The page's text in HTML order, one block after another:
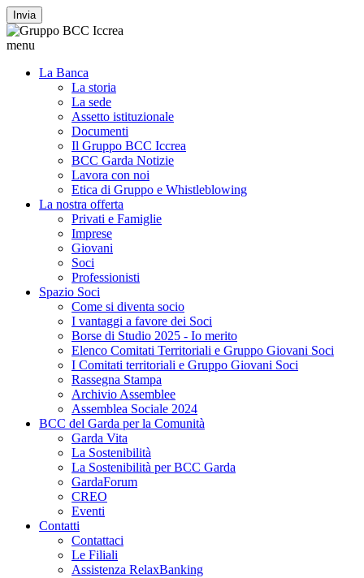
Invia
menu
La Banca
La storia
La sede
Assetto istituzionale
Documenti
Il Gruppo BCC Iccrea
BCC Garda Notizie
Lavora con noi
Etica di Gruppo e Whistleblowing
La nostra offerta
Privati e Famiglie
Imprese
Giovani
Soci
Professionisti
Spazio Soci
Come si diventa socio
I vantaggi a favore dei Soci
Borse di Studio 2025 - Io merito
Elenco Comitati Territoriali e Gruppo Giovani Soci
I Comitati territoriali e Gruppo Giovani Soci
Rassegna Stampa
Archivio Assemblee
Assemblea Sociale 2024
BCC del Garda per la Comunità
Garda Vita
La Sostenibilità
La Sostenibilità per BCC Garda
GardaForum
CREO
Eventi
Contatti
Contattaci
Le Filiali
Assistenza RelaxBanking